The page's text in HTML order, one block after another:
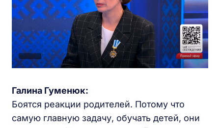
Галина Гуменюк:
Боятся реакции родителей. Потому что
самую главную задачу, обучать детей, они